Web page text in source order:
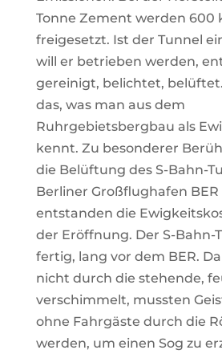
Tonne Zement werden 600
freigesetzt. Ist der Tunnel
will er betrieben werden,
gereinigt, belichtet,
das, was man aus dem
Ruhrgebietsbergbau als
kennt. Zu besonderer
die Belüftung des S-Bahn-
Berliner Großflughafen
entstanden die
der Eröffnung. Der S-Bahn-
fertig, lang vor dem BER.
nicht durch die stehende,
verschimmelt, mussten
ohne Fahrgäste durch die
werden, um einen Sog zu